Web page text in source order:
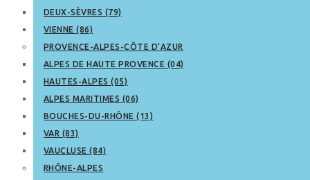
DEUX-SÈVRES (79)
VIENNE (86)
PROVENCE-ALPES-CÔTE D’AZUR
ALPES DE HAUTE PROVENCE (04)
HAUTES-ALPES (05)
ALPES MARITIMES (06)
BOUCHES-DU-RHÔNE (13)
VAR (83)
VAUCLUSE (84)
RHÔNE-ALPES